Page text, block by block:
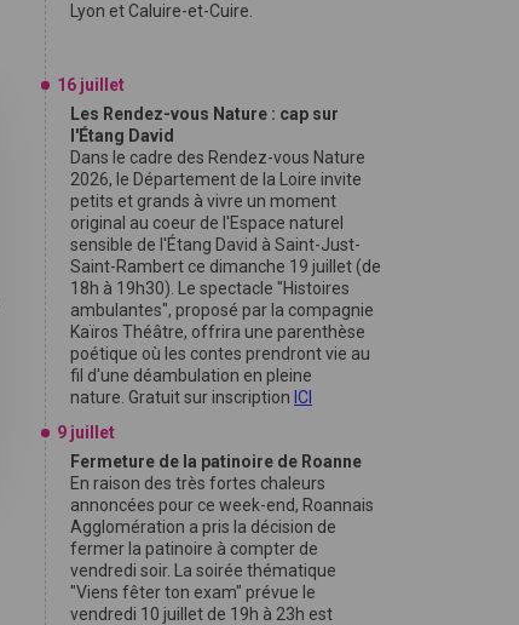
Lyon et Caluire-et-Cuire.
16 juillet
Les Rendez-vous Nature : cap sur
l'Étang David
Dans le cadre des Rendez-vous Nature
2026, le Département de la Loire invite
petits et grands à vivre un moment
original au coeur de l'Espace naturel
sensible de l'Étang David à Saint-Just-
Saint-Rambert ce dimanche 19 juillet (de
18h à 19h30). Le spectacle "Histoires
ambulantes", proposé par la compagnie
Kaïros Théâtre, offrira une parenthèse
poétique où les contes prendront vie au
fil d'une déambulation en pleine
nature. Gratuit sur inscription ICI
9 juillet
Fermeture de la patinoire de Roanne
En raison des très fortes chaleurs
annoncées pour ce week-end, Roannais
Agglomération a pris la décision de
fermer la patinoire à compter de
vendredi soir. La soirée thématique
"Viens fêter ton exam" prévue le
vendredi 10 juillet de 19h à 23h est